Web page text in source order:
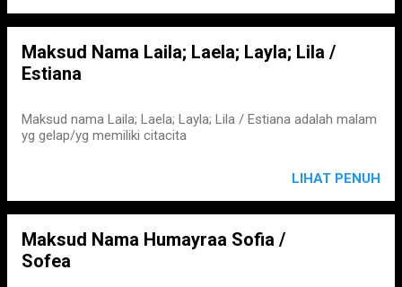
Maksud Nama Laila; Laela; Layla; Lila /
Estiana
Maksud nama Laila; Laela; Layla; Lila / Estiana adalah malam
yg gelap/yg memiliki citacita
LIHAT PENUH
Maksud Nama Humayraa Sofia /
Sofea